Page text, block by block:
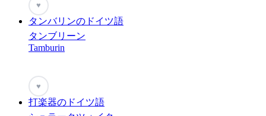
♥
タンバリンのドイツ語
タンブリーン
Tamburin
♥
打楽器のドイツ語